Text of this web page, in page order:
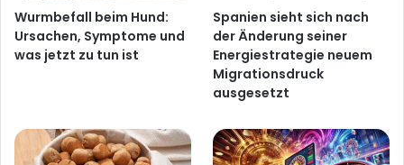
Wurmbefall beim Hund:
Ursachen, Symptome und
was jetzt zu tun ist
Spanien sieht sich nach
der Änderung seiner
Energiestrategie neuem
Migrationsdruck
ausgesetzt